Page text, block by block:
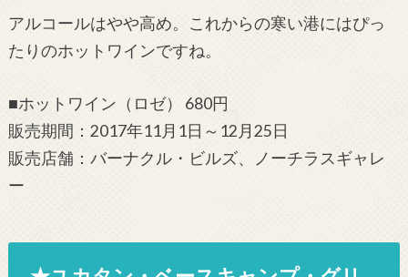
アルコールはやや高め。これからの寒い港にはぴっ
たりのホットワインですね。
■ホットワイン（ロゼ） 680円
販売期間：2017年11月1日～12月25日
販売店舗：バーナクル・ビルズ、ノーチラスギャレ
ー